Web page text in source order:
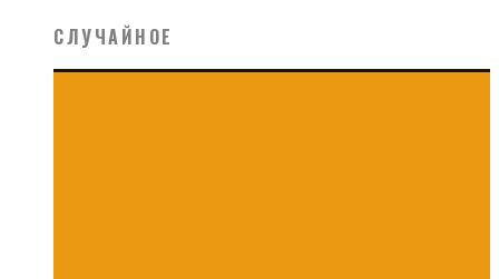
СЛУЧАЙНОЕ